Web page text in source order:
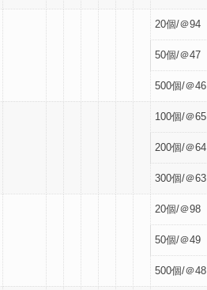
20個/＠94
50個/＠47
500個/＠46
100個/＠65
200個/＠64
300個/＠63
20個/＠98
50個/＠49
500個/＠48